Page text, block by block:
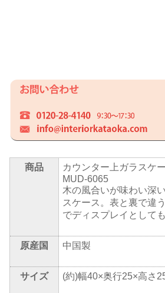
商品
カウンター上ガラスケ
MUD-6065
木の風合いが味わい深
スケース。表と裏で違
でディスプレイとして
原産国 中国製
サイズ (約)幅40×奥行25×高さ